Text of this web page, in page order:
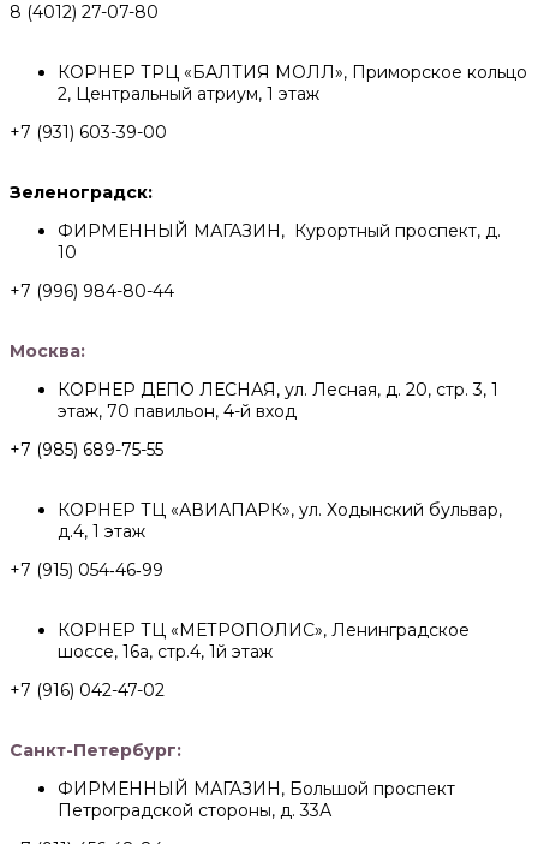
8 (4012) 27-07-80
КОРНЕР ТРЦ «БАЛТИЯ МОЛЛ», Приморское кольцо
2, Центральный атриум, 1 этаж
+7 (931) 603-39-00
Зеленоградск:
ФИРМЕННЫЙ МАГАЗИН, Курортный проспект, д.
10
+7 (996) 984-80-44
Москва:
КОРНЕР ДЕПО ЛЕСНАЯ, ул. Лесная, д. 20, стр. 3, 1
этаж, 70 павильон, 4-й вход
+7 (985) 689-75-55
КОРНЕР ТЦ «АВИАПАРК», ул. Ходынский бульвар,
д.4, 1 этаж
+7 (915) 054‑46‑99
КОРНЕР ТЦ «МЕТРОПОЛИС», Ленинградское
шоссе, 16а, стр.4, 1й этаж
+7 (916) 042-47-02
Санкт-Петербург:
ФИРМЕННЫЙ МАГАЗИН, Большой проспект
Петроградской стороны, д. 33А